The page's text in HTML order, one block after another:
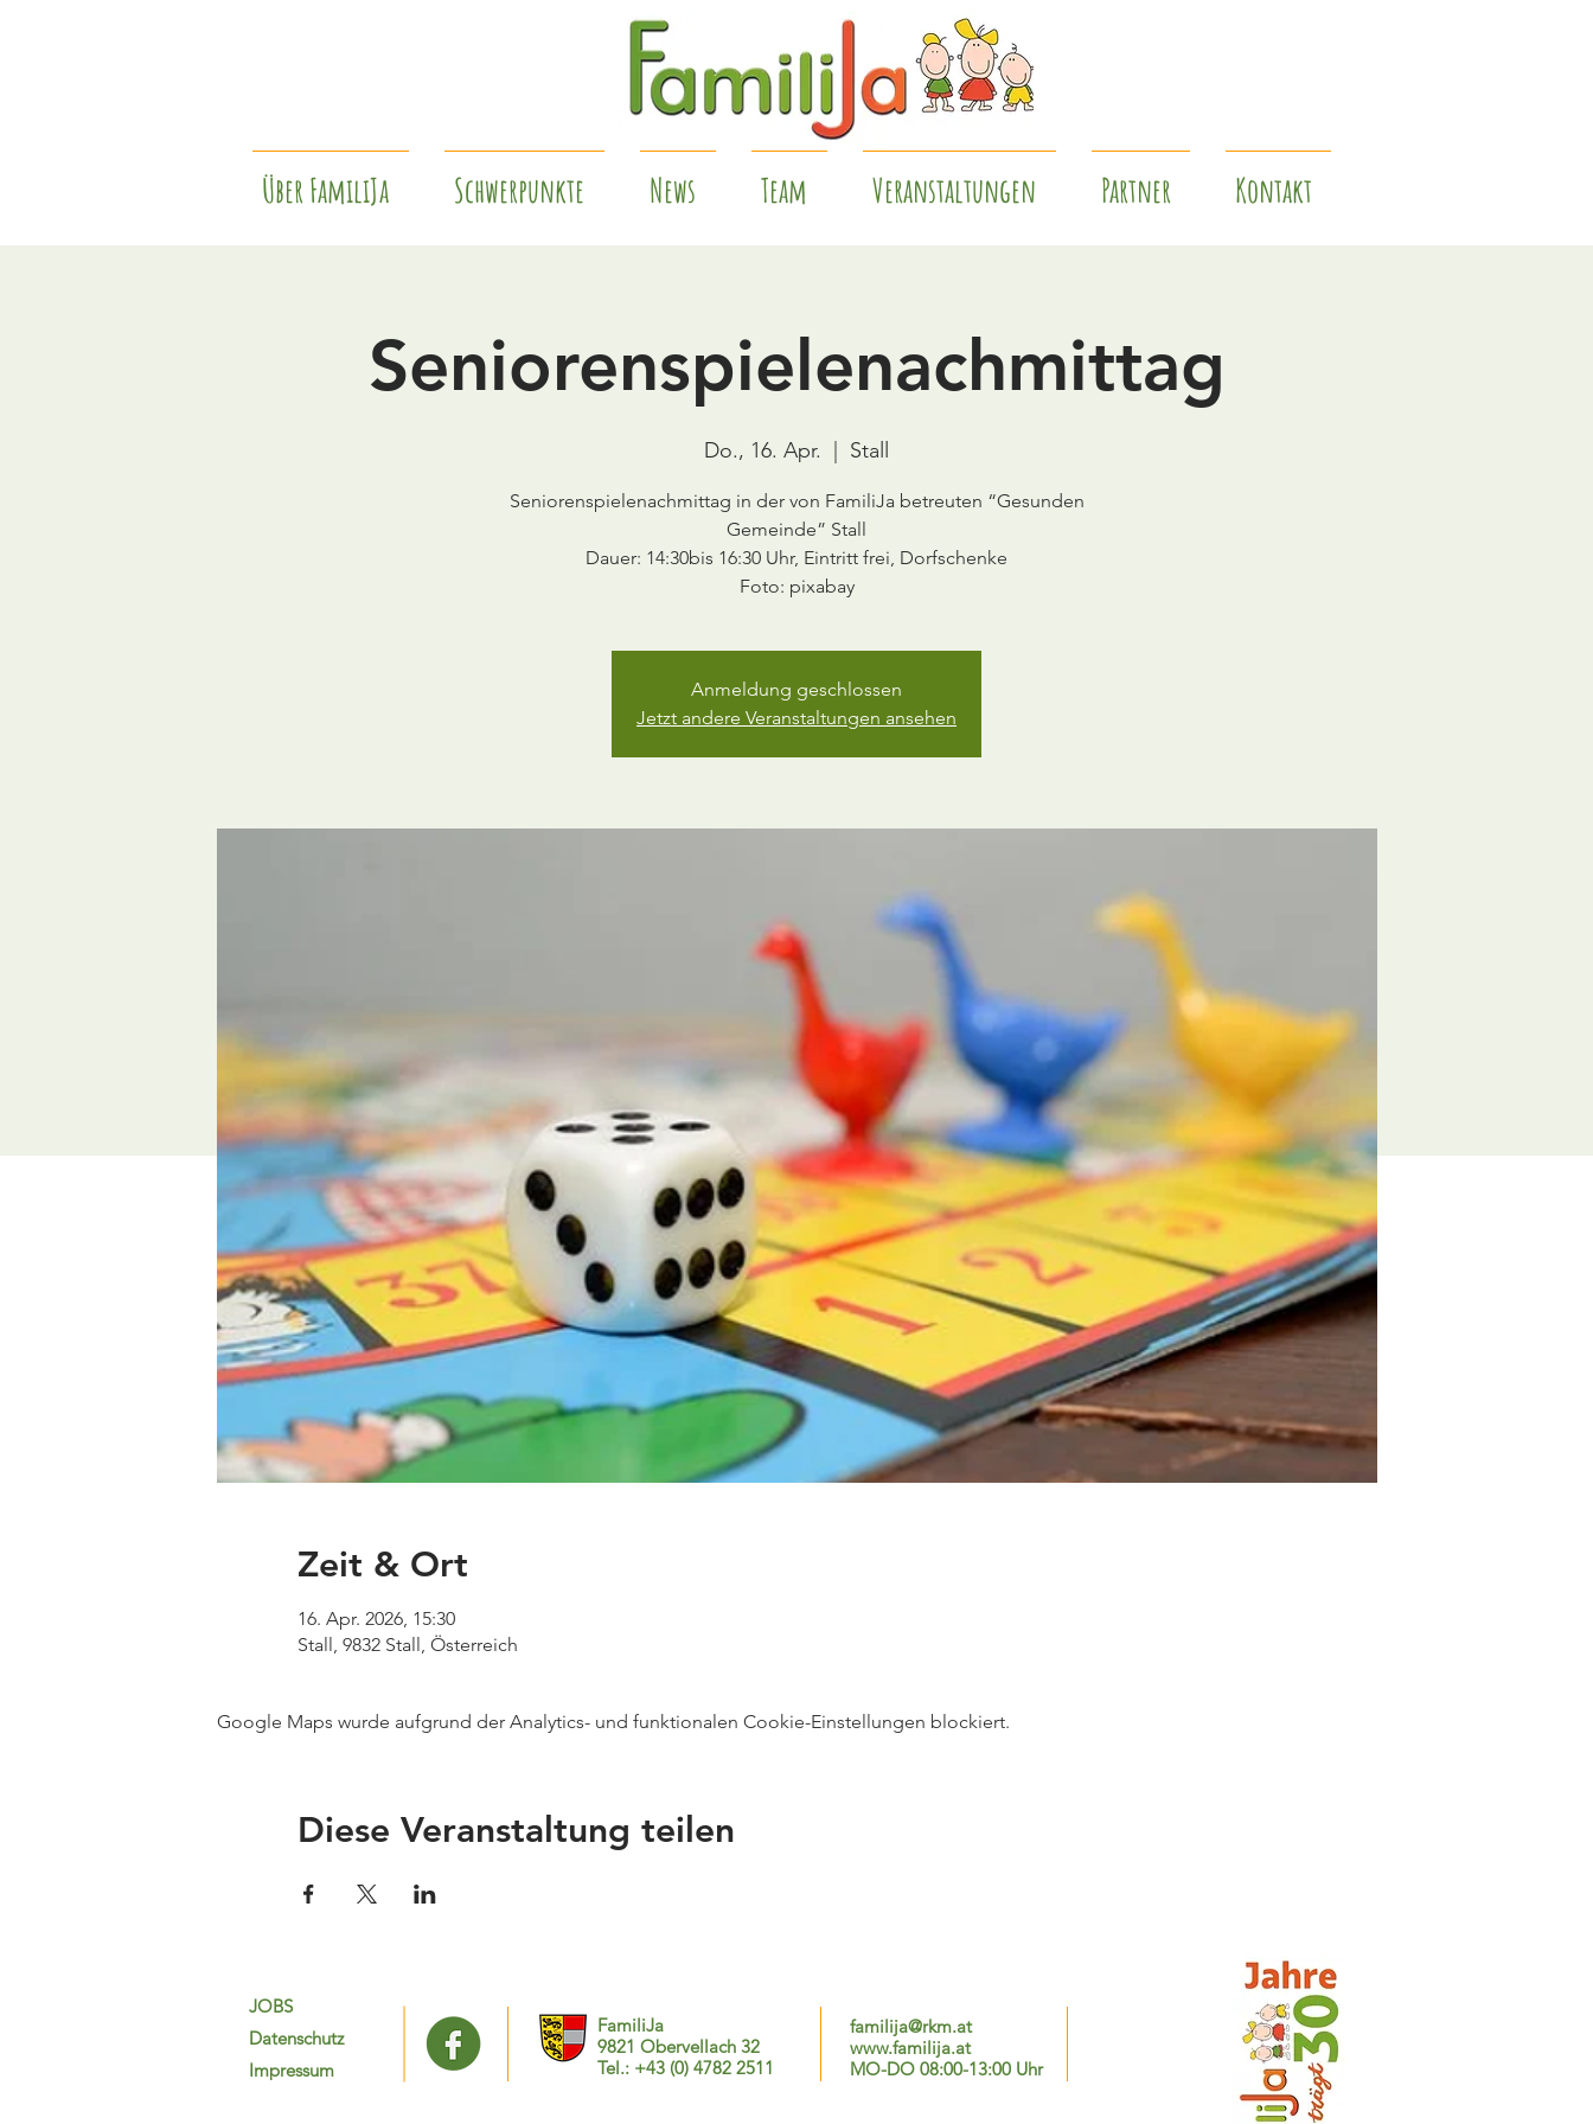
Über FamiliJa Schwerpunkte News Team Veranstaltungen Partner Kontakt
Seniorenspielenachmittag
Do., 16. Apr. Stall
Seniorenspielenachmittag in der von FamiliJa betreuten “Gesunden
Gemeinde” Stall
Dauer: 14:30bis 16:30 Uhr, Eintritt frei, Dorfschenke
Foto: pixabay
Anmeldung geschlossen
Jetzt andere Veranstaltungen ansehen
Zeit & Ort
16. Apr. 2026, 15:30
Stall, 9832 Stall, Österreich
Google Maps wurde aufgrund der Analytics- und funktionalen Cookie-Einstellungen blockiert.
Diese Veranstaltung teilen
JOBS
Datenschutz
Impressum
FamiliJa
9821 Obervellach 32
Tel.: +43 (0) 4782 2511
familija@rkm.at
www.familija.at
MO-DO 08:00-13:00 Uhr